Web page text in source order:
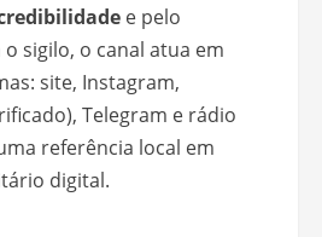
e pelo
sigilo, o canal atua em
site, Instagram,
Telegram e rádio
referência local em
digital.